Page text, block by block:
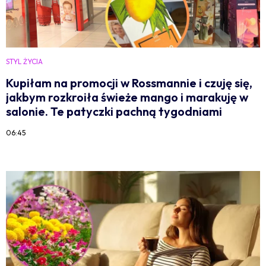
STYL ŻYCIA
Kupiłam na promocji w Rossmannie i czuję się,
jakbym rozkroiła świeże mango i marakuję w
salonie. Te patyczki pachną tygodniami
06:45